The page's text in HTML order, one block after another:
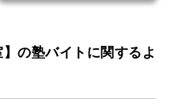
の塾バイトに関するよ